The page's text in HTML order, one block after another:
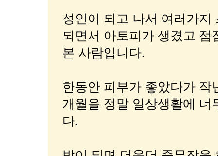
성인이 되고 나서 여러가
되면서 아토피가 생겼고
본 사람입니다.
한동안 피부가 좋았다가 작
개월을 정말 일상생활에
다.